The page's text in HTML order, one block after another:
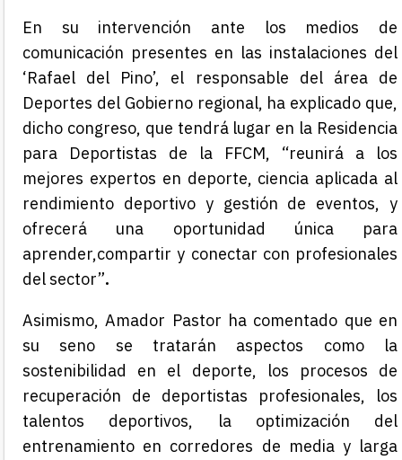
En su intervención ante los medios de
comunicación presentes en las instalaciones del
‘Rafael del Pino’, el responsable del área de
Deportes del Gobierno regional, ha explicado que,
dicho congreso, que tendrá lugar en la Residencia
para Deportistas de la FFCM, “reunirá a los
mejores expertos en deporte, ciencia aplicada al
rendimiento deportivo y gestión de eventos, y
ofrecerá una oportunidad única para
aprender,compartir y conectar con profesionales
del sector”.
Asimismo, Amador Pastor ha comentado que en
su seno se tratarán aspectos como la
sostenibilidad en el deporte, los procesos de
recuperación de deportistas profesionales, los
talentos deportivos, la optimización del
entrenamiento en corredores de media y larga